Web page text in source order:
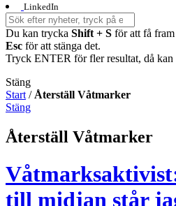
LinkedIn
Du kan trycka Shift + S för att få
Esc för att stänga det.
Tryck ENTER för fler resultat, då
Stäng
Start / Återställ Våtmarker
Stäng
Återställ Våtmarker
till midjan står